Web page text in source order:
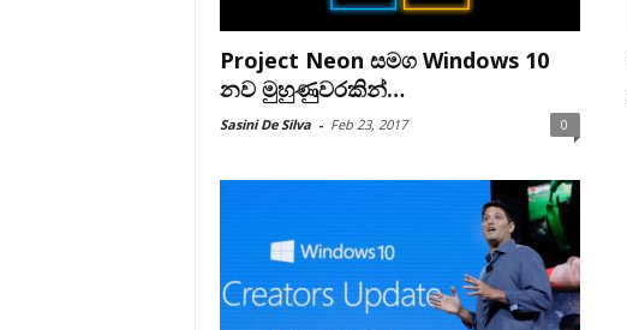
Project Neon සමග Windows 10
නව මුහුණුවරකින්…
Sasini De Silva - Feb 23, 2017 0